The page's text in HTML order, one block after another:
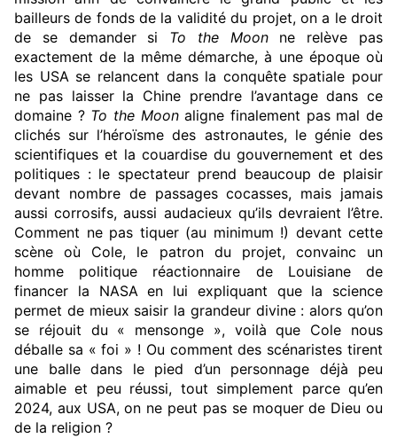
bailleurs de fonds de la validité du projet, on a le droit
de se demander si
To the Moon
ne relève pas
exactement de la même démarche, à une époque où
les USA se relancent dans la conquête spatiale pour
ne pas laisser la Chine prendre l’avantage dans ce
domaine ? To the Moon aligne finalement pas mal de
clichés sur l’héroïsme des astronautes, le génie des
scientifiques et la couardise du gouvernement et des
politiques : le spectateur prend beaucoup de plaisir
devant nombre de passages cocasses, mais jamais
aussi corrosifs, aussi audacieux qu’ils devraient l’être.
Comment ne pas tiquer (au minimum !) devant cette
scène où Cole, le patron du projet, convainc un
homme politique réactionnaire de Louisiane de
financer la NASA en lui expliquant que la science
permet de mieux saisir la grandeur divine : alors qu’on
se réjouit du « mensonge », voilà que Cole nous
déballe sa « foi » ! Ou comment des scénaristes tirent
une balle dans le pied d’un personnage déjà peu
aimable et peu réussi, tout simplement parce qu’en
2024, aux USA, on ne peut pas se moquer de Dieu ou
de la religion ?